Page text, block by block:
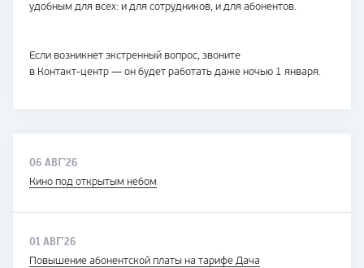
удобным для всех: и для сотрудников, и для абонентов.
Если возникнет экстренный вопрос, звоните
в Контакт-центр— он будет работать даже ночью 1 января.
06 АВГ'26
Кино под открытым небом
01 АВГ'26
Повышение абонентской платы на тарифе Дача